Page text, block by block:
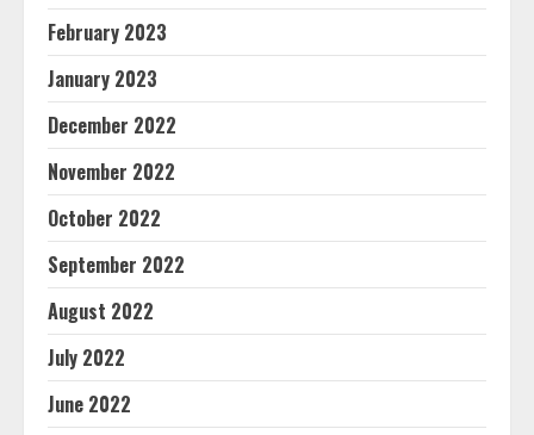
February 2023
January 2023
December 2022
November 2022
October 2022
September 2022
August 2022
July 2022
June 2022